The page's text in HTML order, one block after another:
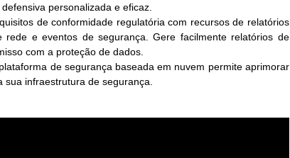
personalizada e eficaz.
de conformidade regulatória com recursos de relatórios
e eventos de segurança. Gere facilmente relatórios de
com a proteção de dados.
de segurança baseada em nuvem permite aprimorar
infraestrutura de segurança.